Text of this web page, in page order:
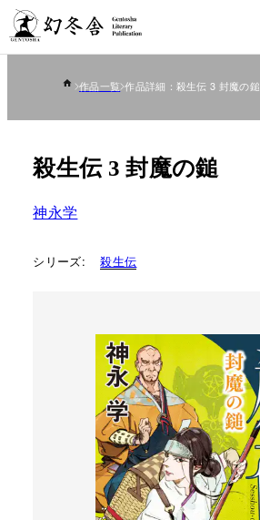
作品一覧 作品詳細：殺生伝 3 封魔の鎚
殺生伝 3 封魔の鎚
神永学
シリーズ: 殺生伝